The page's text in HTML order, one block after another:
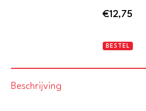
€12,75
Het
BESTEL
Beschrijving